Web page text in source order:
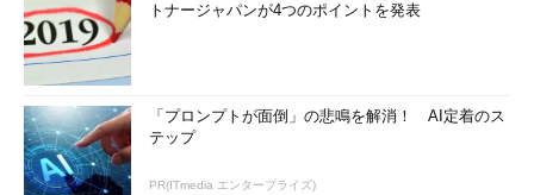
トナージャパンが4つのポイントを発表
「プロンプトが面倒」の悲鳴を解消！ AI定着のス
テップ
PR(ITmedia エンタープライズ)